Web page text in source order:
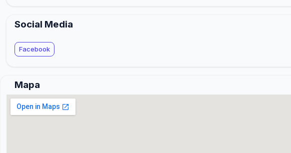
Social Media
Facebook
Mapa